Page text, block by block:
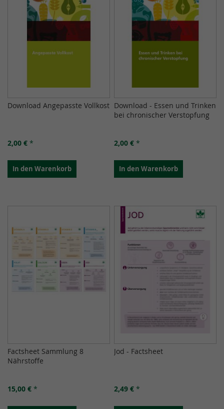
Download Angepasste Vollkost
2,00 € *
In den Warenkorb
Download - Essen und Trinken
bei chronischer Verstopfung
2,00 € *
In den Warenkorb
Factsheet Sammlung 8
Nährstoffe
15,00 € *
Jod - Factsheet
2,49 € *